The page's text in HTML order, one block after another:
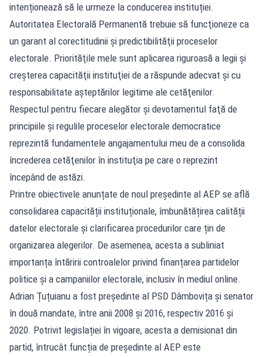
intenționează să le urmeze la conducerea instituției.
Autoritatea Electorală Permanentă trebuie să funcţioneze ca
un garant al corectitudinii şi predictibilităţii proceselor
electorale. Priorităţile mele sunt aplicarea riguroasă a legii şi
creşterea capacităţii instituţiei de a răspunde adecvat şi cu
responsabilitate aşteptărilor legitime ale cetăţenilor.
Respectul pentru fiecare alegător şi devotamentul faţă de
principiile şi regulile proceselor electorale democratice
reprezintă fundamentele angajamentului meu de a consolida
încrederea cetăţenilor în instituţia pe care o reprezint
începând de astăzi.
Printre obiectivele anunțate de noul președinte al AEP se află
consolidarea capacității instituționale, îmbunătățirea calității
datelor electorale și clarificarea procedurilor care țin de
organizarea alegerilor. De asemenea, acesta a subliniat
importanța întăririi controalelor privind finanțarea partidelor
politice și a campaniilor electorale, inclusiv în mediul online.
Adrian Țuțuianu a fost președinte al PSD Dâmbovița și senator
în două mandate, între anii 2008 și 2016, respectiv 2016 și
2020. Potrivit legislației în vigoare, acesta a demisionat din
partid, întrucât funcția de președinte al AEP este